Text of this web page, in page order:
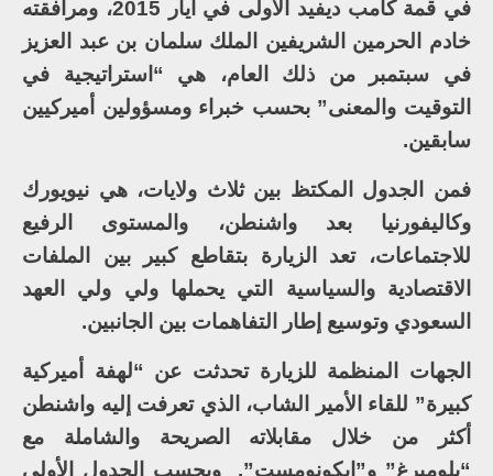
في قمة كامب ديفيد الأولى في أيار 2015، ومرافقته
خادم الحرمين الشريفين الملك سلمان بن عبد العزيز
في سبتمبر من ذلك العام، هي “استراتيجية في
التوقيت والمعنى” بحسب خبراء ومسؤولين أميركيين
سابقين.
فمن الجدول المكتظ بين ثلاث ولايات، هي نيويورك
وكاليفورنيا بعد واشنطن، والمستوى الرفيع
للاجتماعات، تعد الزيارة بتقاطع كبير بين الملفات
الاقتصادية والسياسية التي يحملها ولي ولي العهد
السعودي وتوسيع إطار التفاهمات بين الجانبين.
الجهات المنظمة للزيارة تحدثت عن “لهفة أميركية
كبيرة” للقاء الأمير الشاب، الذي تعرفت إليه واشنطن
أكثر من خلال مقابلاته الصريحة والشاملة مع
“بلومبرغ” و”إيكونومست”. وبحسب الجدول الأولي